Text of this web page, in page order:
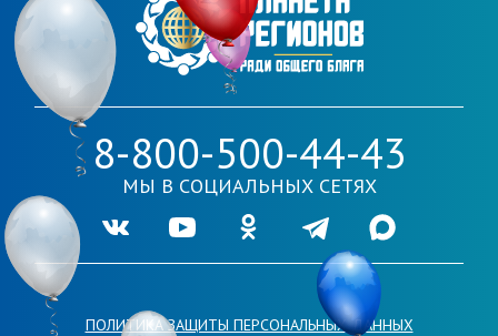
8-800-500-44-43
МЫ В СОЦИАЛЬНЫХ СЕТЯХ
Ссылка на нашу группу во VKontakte
Ссылка на наш канал в Youtube
Ссылка на нашу группу в
Ссылка на наш канал в
Ссылка на наш
ПОЛИТИКА ЗАЩИТЫ ПЕРСОНАЛЬНЫХ ДАННЫХ